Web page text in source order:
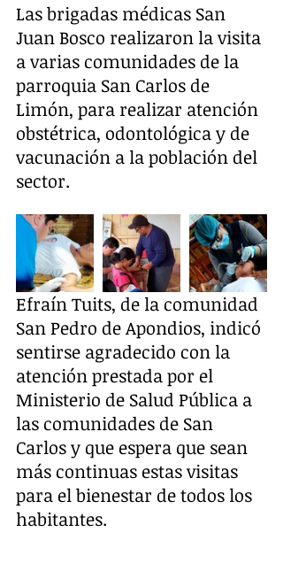
Las brigadas médicas San
Juan Bosco realizaron la visita
a varias comunidades de la
parroquia San Carlos de
Limón, para realizar atención
obstétrica, odontológica y de
vacunación a la población del
sector.
Efraín Tuits, de la comunidad
San Pedro de Apondios, indicó
sentirse agradecido con la
atención prestada por el
Ministerio de Salud Pública a
las comunidades de San
Carlos y que espera que sean
más continuas estas visitas
para el bienestar de todos los
habitantes.